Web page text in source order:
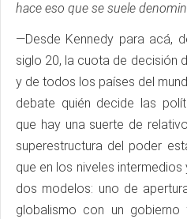
hace eso que se suele
—Desde Kennedy para acá,
siglo 20, la cuota de decisión
y de todos los países del
debate quién decide las
que hay una suerte de
superestructura del poder
que en los niveles
dos modelos: uno de
globalismo con un gobierno